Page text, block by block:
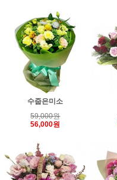
수줍은미소
59,000원
56,000원